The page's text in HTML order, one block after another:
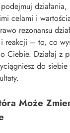
działania,
celami i
rezonansu
reakcji – to, co
Ciebie. Działaj z
do siebie
Może